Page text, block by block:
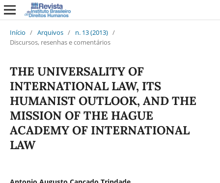
Início / Arquivos / n. 13 (2013) /
Discursos, resenhas e comentários
THE UNIVERSALITY OF
INTERNATIONAL LAW, ITS
HUMANIST OUTLOOK, AND THE
MISSION OF THE HAGUE
ACADEMY OF INTERNATIONAL
LAW